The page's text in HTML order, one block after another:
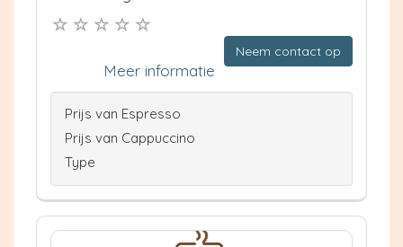
Neem contact op
Meer informatie
Prijs van Espresso
Prijs van Cappuccino
Type